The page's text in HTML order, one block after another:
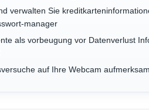
verwalten Sie
manager
als vorbeugung vor Datenverlust
auf Ihre Webcam